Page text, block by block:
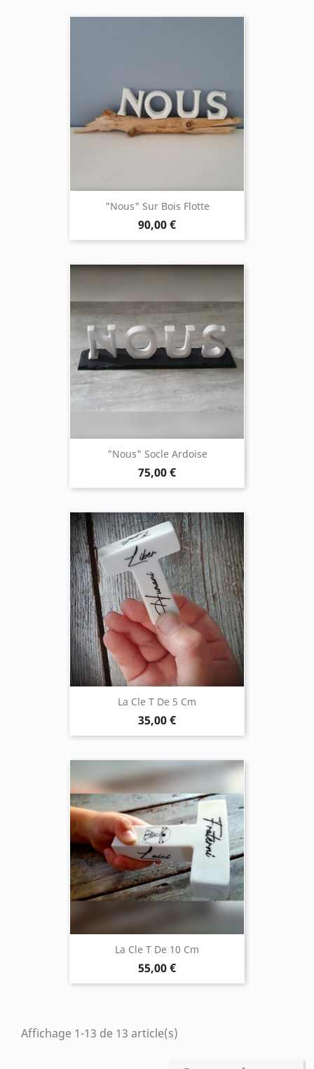
"Nous" Sur Bois Flotte
90,00 €
"Nous" Socle Ardoise
75,00 €
La Cle T De 5 Cm
35,00 €
La Cle T De 10 Cm
55,00 €
Affichage 1-13 de 13 article(s)